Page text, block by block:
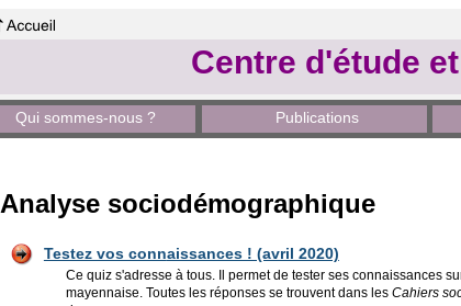
Centre d'étude
Qui sommes-nous ? Publications
Analyse sociodémographique
Testez vos connaissances ! (avril 2020)
Ce quiz s'adresse à tous. Il permet de tester ses connaissances
mayennaise. Toutes les réponses se trouvent dans les Cahiers